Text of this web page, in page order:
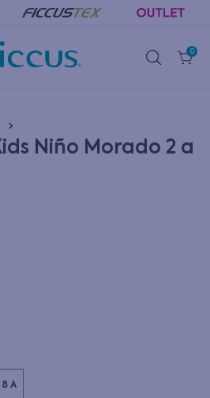
0
Niño Morado 2 a
A